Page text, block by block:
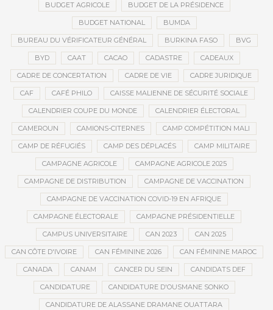
BUDGET AGRICOLE BUDGET DE LA PRÉSIDENCE
BUDGET NATIONAL BUMDA
BUREAU DU VÉRIFICATEUR GÉNÉRAL BURKINA FASO BVG
BYD CAAT CACAO CADASTRE CADEAUX
CADRE DE CONCERTATION CADRE DE VIE CADRE JURIDIQUE
CAF CAFÉ PHILO CAISSE MALIENNE DE SÉCURITÉ SOCIALE
CALENDRIER COUPE DU MONDE CALENDRIER ÉLECTORAL
CAMEROUN CAMIONS-CITERNES CAMP COMPÉTITION MALI
CAMP DE RÉFUGIÉS CAMP DES DÉPLACÉS CAMP MILITAIRE
CAMPAGNE AGRICOLE CAMPAGNE AGRICOLE 2025
CAMPAGNE DE DISTRIBUTION CAMPAGNE DE VACCINATION
CAMPAGNE DE VACCINATION COVID-19 EN AFRIQUE
CAMPAGNE ÉLECTORALE CAMPAGNE PRÉSIDENTIELLE
CAMPUS UNIVERSITAIRE CAN 2023 CAN 2025
CAN CÔTE D'IVOIRE CAN FÉMININE 2026 CAN FÉMININE MAROC
CANADA CANAM CANCER DU SEIN CANDIDATS DEF
CANDIDATURE CANDIDATURE D'OUSMANE SONKO
CANDIDATURE DE ALASSANE DRAMANE OUATTARA